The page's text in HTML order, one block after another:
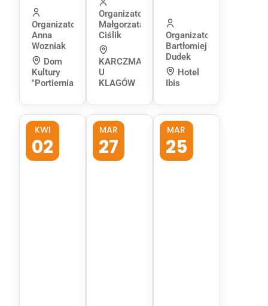
Organizator:
Anna
Wozniak
Dom
Kultury
"Portiernia"
Organizator:
Małgorzata
Ciślik
KARCZMA
U
KLAGÓW
Organizator:
Bartłomiej
Dudek
Hotel
Ibis
KWI
02
MAR
27
MAR
25